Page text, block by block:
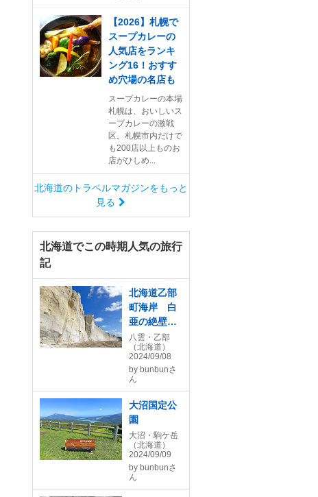
【2026】札幌で
スープカレーの
人気店をランキ
ング16！おすす
め穴場の名店も
スープカレーの本場
札幌は、おいしいス
ープカレーの激戦
区。札幌市内だけで
も200店以上ものお
店がひしめ...
北海道のトラベルマガジンをもっと
見る
北海道でこの時期人気の旅行
記
北海道乙部
町海岸 白
亜の絶壁シ
ラフラ 館
の岬 くぐ
り岩
八雲・乙部
（北海道）
2024/09/08
by bunbunさ
ん
大沼国定公
園
大沼・駒ケ岳
（北海道）
2024/09/09
by bunbunさ
ん